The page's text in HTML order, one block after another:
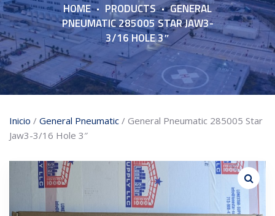
HOME PRODUCTS
GENERAL
PNEUMATIC 285005 STAR JAW3-
3/16 HOLE 3″
Inicio / General Pneumatic / General Pneumatic 285005 Star
Jaw3-3/16 Hole 3″